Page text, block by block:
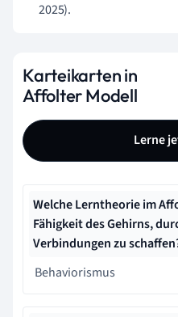
2025).
Karteikarten in
Affolter Modell
Lerne
Welche Lerntheorie im
Fähigkeit des Gehirns,
Verbindungen zu
Behaviorismus